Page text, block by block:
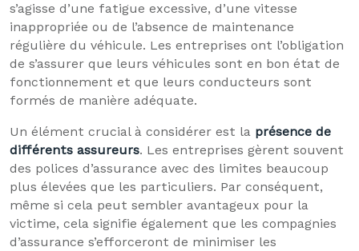
s’agisse d’une fatigue excessive, d’une vitesse
inappropriée ou de l’absence de maintenance
régulière du véhicule. Les entreprises ont l’obligation
de s’assurer que leurs véhicules sont en bon état de
fonctionnement et que leurs conducteurs sont
formés de manière adéquate.
Un élément crucial à considérer est la présence de
différents assureurs. Les entreprises gèrent souvent
des polices d’assurance avec des limites beaucoup
plus élevées que les particuliers. Par conséquent,
même si cela peut sembler avantageux pour la
victime, cela signifie également que les compagnies
d’assurance s’efforceront de minimiser les